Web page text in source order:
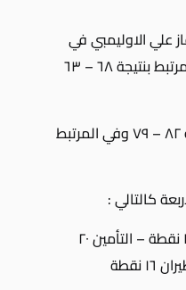
٧٢ – ٣٢ ، ثم فاز علي الاوليمبي في
الرجال بنتيجة ٧٩ – ٧٢ وفي المرتبط بنتيجة ٦٨ – ٦٣
علي سموحة في الرجال بنتيجة ٨٢ – ٧٩ وفي المرتبط
كالتالي :
الاهلي ٣٠ نقطة – التأمين ٢٠